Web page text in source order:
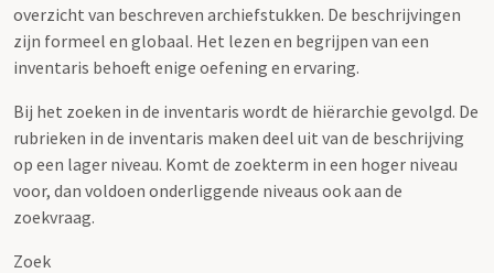
overzicht van beschreven archiefstukken. De beschrijvingen
zijn formeel en globaal. Het lezen en begrijpen van een
inventaris behoeft enige oefening en ervaring.
Bij het zoeken in de inventaris wordt de hiërarchie gevolgd. De
rubrieken in de inventaris maken deel uit van de beschrijving
op een lager niveau. Komt de zoekterm in een hoger niveau
voor, dan voldoen onderliggende niveaus ook aan de
zoekvraag.
Zoek